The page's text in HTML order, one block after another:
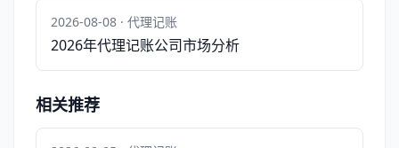
2026-08-08 · 代理记账
2026年代理记账公司市场分析
相关推荐